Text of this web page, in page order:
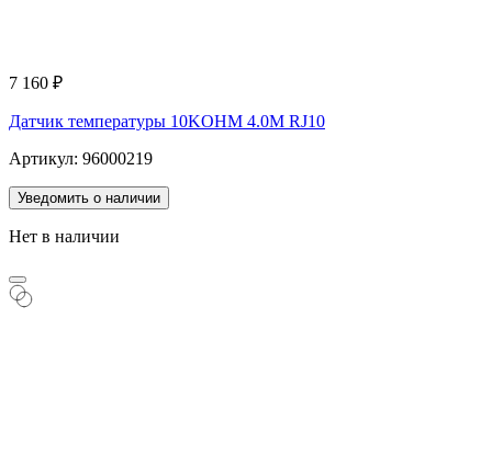
7 160 ₽
Датчик температуры 10KOHM 4.0M RJ10
Артикул: 96000219
Уведомить о наличии
Нет в наличии